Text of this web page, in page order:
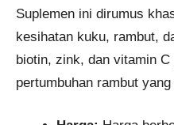
Suplemen ini dirumus
kesihatan kuku, rambut,
biotin, zink, dan vitamin
pertumbuhan rambut